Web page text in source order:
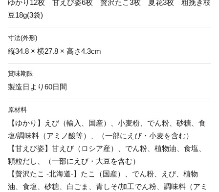
ゆかり12枚 甘えび姿6枚 贅沢たこ3枚 夏花3枚 粗挽き枝
豆18g(3袋)
寸法(外形)
縦34.8 × 横27.8 × 高さ4.3cm
賞味期限
製造日より60日間
原材料
【ゆかり】えび（輸入、国産）、小麦粉、でん粉、砂糖、食
塩/調味料（アミノ酸等）、（一部にえび・小麦を含む）
【甘えび姿】甘えび（ロシア産）、でん粉、植物油、食塩、
顆粒だし、（一部にえび・大豆を含む）
【贅沢たこ -北海道-】たこ（国産）、でん粉、えび、植物
油、食塩、砂糖、白ごま、青しそ/加工でん粉、調味料（アミ